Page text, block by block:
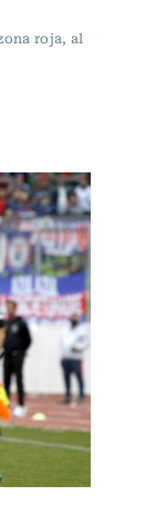
roja, al